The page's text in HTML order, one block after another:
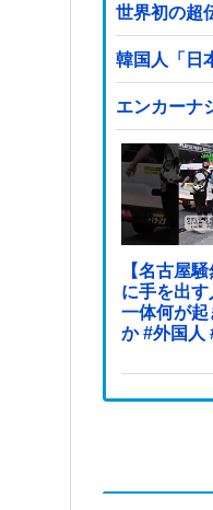
世界初の超
韓国人「日
エンカーナ
【名古屋
に手を出
一体何が
か #外国人